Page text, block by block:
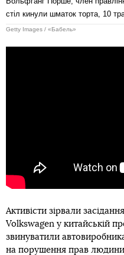
стіл кинули шматок торта, 10
Getty Images / «Бабель»
Активісти зірвали
Volkswagen у китайській
звинуватили
на порушення прав людини